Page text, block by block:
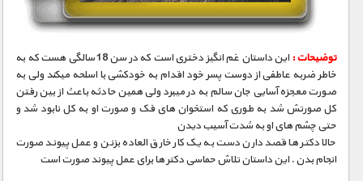
توضیحات :
این داستان غم انگیز دختری است که در سن 18 سالگی هست که به
خاطر ضربه عاطفی از دوست پسر خود اقدام به خودکشی با اسلحه میکند ولی به
صورت معجزه آسایی جان سالم به در میبرد ولی همین حادثه باعث از بین رفتن
کل صورتش شد به طوری که استخوان های فک و صورت او به کل نابود شد و
حتی چشم های او به شدت آسیب دیدن
حالا دکتر ها قصد دارن دست به یک کار خارق العاده بزنن و عمل پیوند صورت
انجام بدن . این داستان تلاش حماسی دکتر ها برای عمل پیوند صورت است